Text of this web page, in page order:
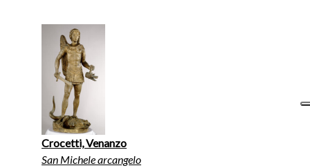
Crocetti, Venanzo
San Michele arcangelo